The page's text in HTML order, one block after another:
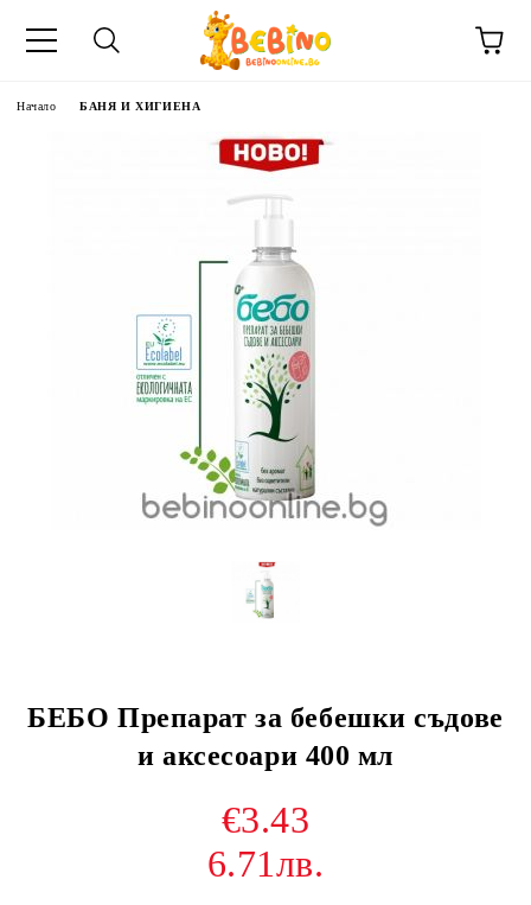
Начало БАНЯ И ХИГИЕНА
БЕБО Препарат за бебешки съдове
и аксесоари 400 мл
€3.43
6.71лв.